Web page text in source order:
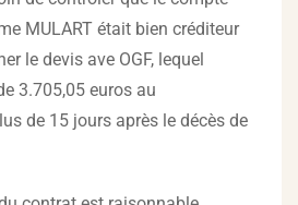
MULART était bien créditeur
le devis ave OGF, lequel
3.705,05 euros au
de 15 jours après le décès de